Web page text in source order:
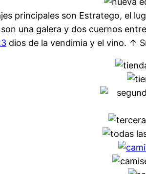
principales son Estratego, el
una galera y dos cuernos
dios de la vendimia y el vino. ↑